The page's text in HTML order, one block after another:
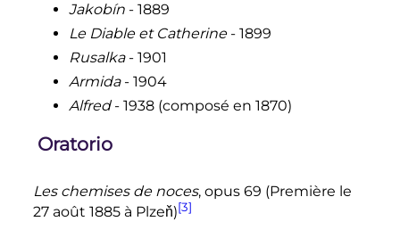
Jakobín- 1889
Le Diable et Catherine- 1899
Rusalka- 1901
Armida- 1904
Alfred- 1938 (composé en 1870)
Oratorio
Les chemises de noces, opus 69 (Première le
27 août 1885à Plzeň)[3]